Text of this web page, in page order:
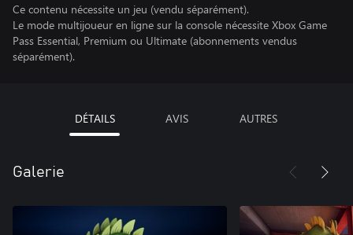
Ce contenu nécessite un jeu (vendu séparément).
Le mode multijoueur en ligne sur la console nécessite Xbox Game
Pass Essential, Premium ou Ultimate (abonnements vendus
séparément).
DÉTAILS AVIS AUTRES
Galerie